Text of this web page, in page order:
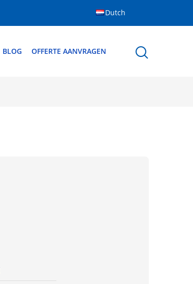
Dutch
BLOG OFFERTE AANVRAGEN